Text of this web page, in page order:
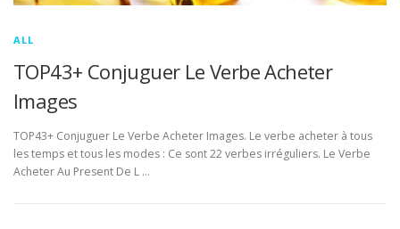
ALL
TOP43+ Conjuguer Le Verbe Acheter
Images
TOP43+ Conjuguer Le Verbe Acheter Images. Le verbe acheter à tous
les temps et tous les modes : Ce sont 22 verbes irréguliers. Le Verbe
Acheter Au Present De L …